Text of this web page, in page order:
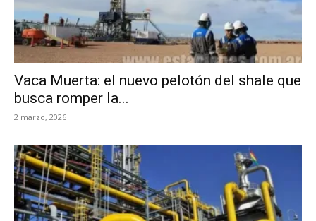
Vaca Muerta: el nuevo pelotón del shale que
busca romper la...
2 marzo, 2026